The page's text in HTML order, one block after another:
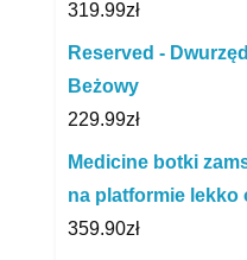
319.99zł
Reserved -
Beżowy
229.99zł
Medicine botki
na platformie lekko
359.90zł